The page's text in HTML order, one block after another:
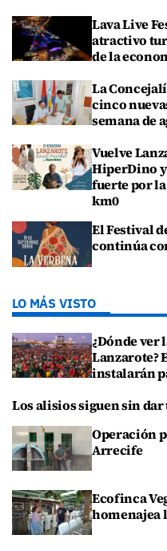
Lava Live
atractivo
de la
La
cinco
semana de
Vuelve
HiperDino y
fuerte por
km0
El Festival
continúa
LO MÁS VISTO
¿Dónde ver
Lanzarote?
instalarán
Los alisios siguen sin
Operación
Arrecife
Ecofinca
homenajea